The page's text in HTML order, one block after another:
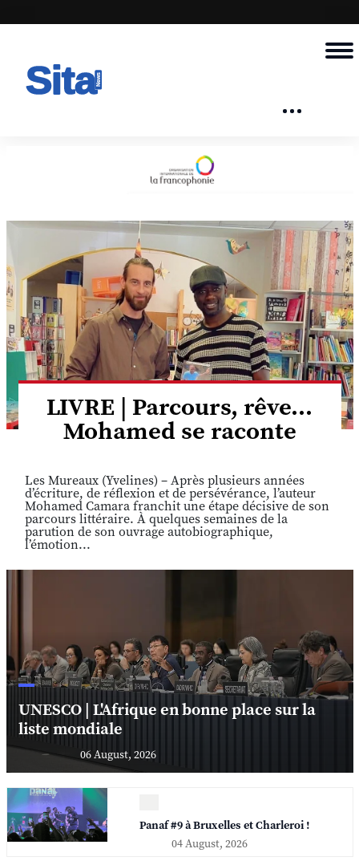
LIVRE | Parcours, rêve...
Mohamed se raconte
Les Mureaux (Yvelines) – Après plusieurs années
d’écriture, de réflexion et de persévérance, l’auteur
Mohamed Camara franchit une étape décisive de son
parcours littéraire. À quelques semaines de la
parution de son ouvrage autobiographique,
l’émotion...
UNESCO | L'Afrique en bonne place sur la
liste mondiale
06 August, 2026
Panaf #9 à Bruxelles et Charleroi !
04 August, 2026